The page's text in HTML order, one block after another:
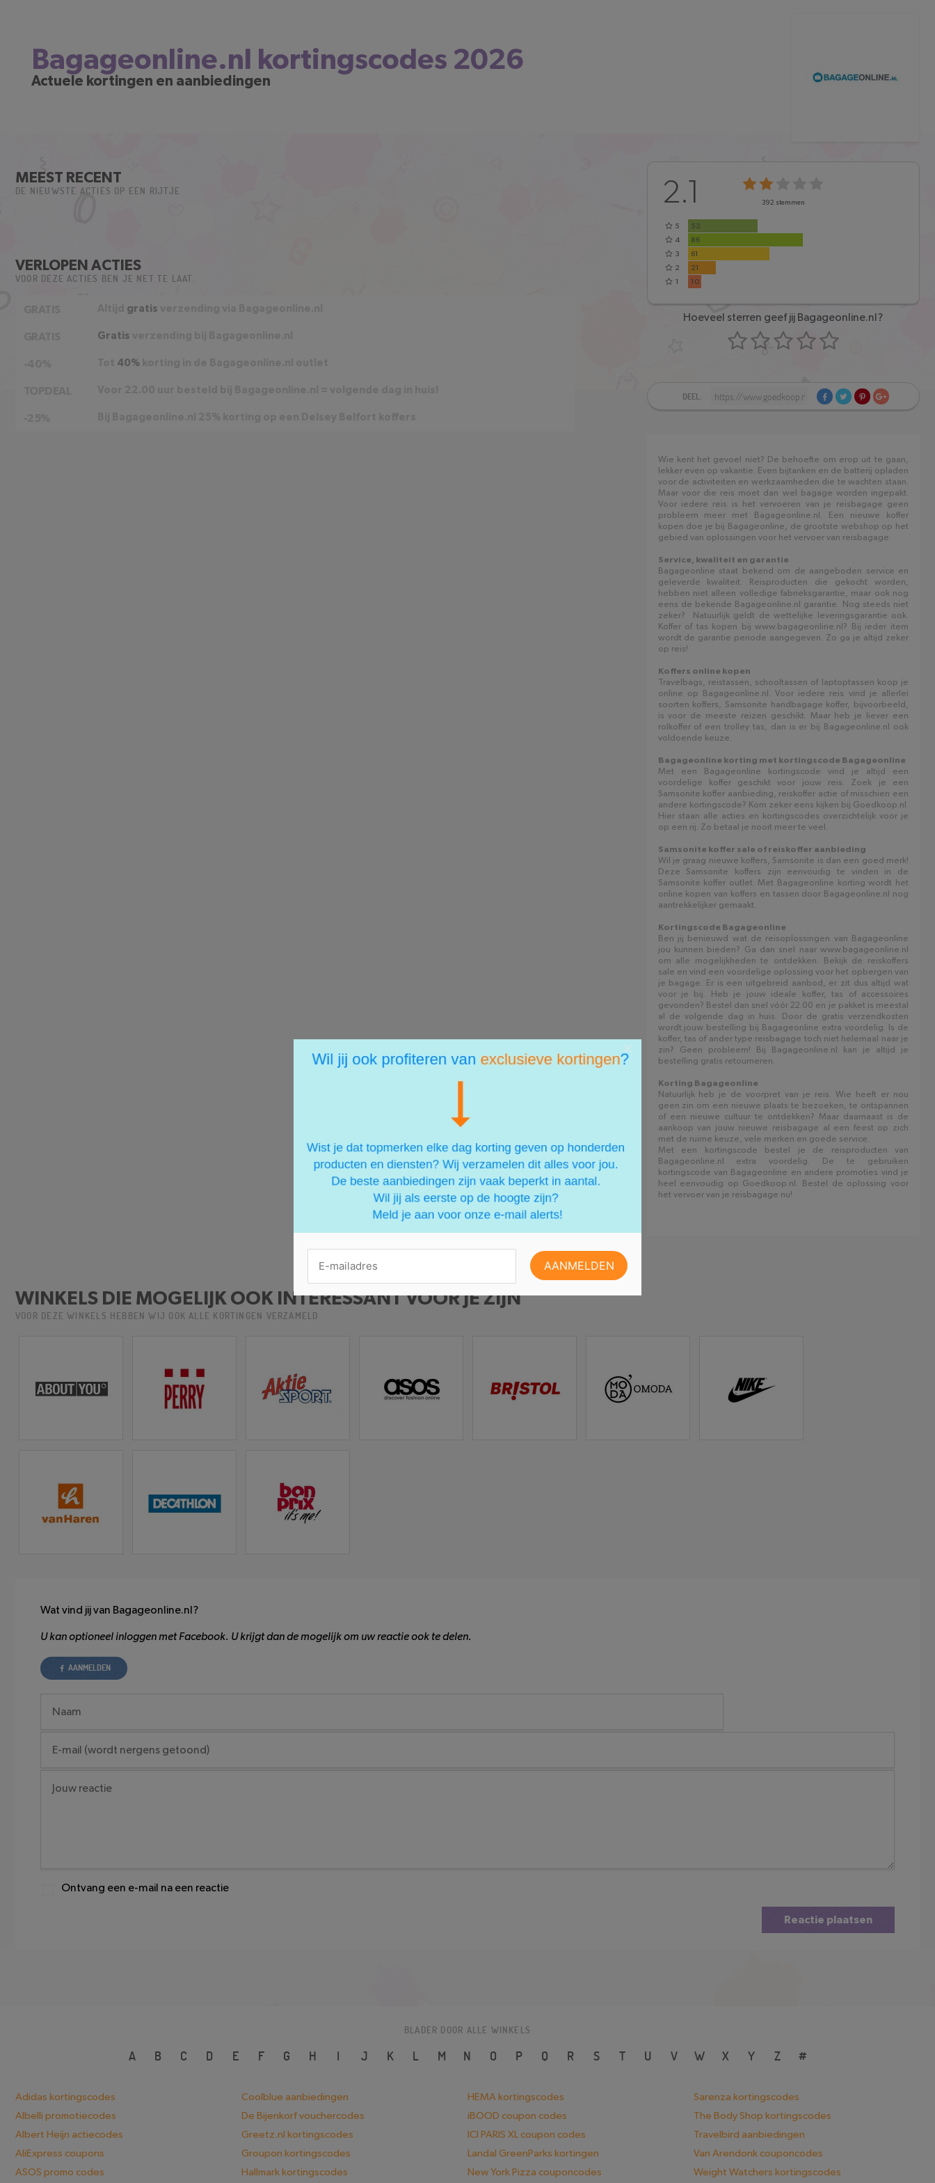
Bagageonline.nl kortingscodes 2026
Actuele kortingen en aanbiedingen
MEEST RECENT
DE NIEUWSTE ACTIES OP EEN RIJTJE
VERLOPEN ACTIES
VOOR DEZE ACTIES BEN JE NET TE LAAT.
gratis
Gratis
40%
2.1 392 stemmen
5
52
4
86
3
61
2
21
1
10
Hoeveel sterren geef jij Bagageonline.nl?
DEEL:
Wie kent het gevoel niet? De behoefte om erop uit te gaan,
lekker even op vakantie. Even bijtanken en de batterij opladen
voor de activiteiten en werkzaamheden die te wachten staan.
Maar voor die reis moet dan wel bagage worden ingepakt.
Voor iedere reis is het vervoeren van je reisbagage geen
probleem meer met Bagageonline.nl. Een nieuwe koffer
kopen doe je bij Bagageonline, de grootste webshop op het
gebied van oplossingen voor het vervoer van reisbagage.
Service, kwaliteit en garantie
Bagageonline staat bekend om de aangeboden service en
geleverde kwaliteit. Reisproducten die gekocht worden,
hebben niet alleen volledige fabrieksgarantie, maar ook nog
eens de bekende Bagageonline.nl garantie. Nog steeds niet
zeker? Natuurlijk geldt de wettelijke leveringsgarantie ook.
Koffer of tas kopen bij www.bagageonline.nl? Bij ieder item
wordt de garantie periode aangegeven. Zo ga je altijd zeker
op reis!
Koffers online kopen
Travelbags, reistassen, schooltassen of laptoptassen koop je
online op Bagageonline.nl. Voor iedere reis vind je allerlei
soorten koffers, Samsonite handbagage koffer, bijvoorbeeld,
is voor de meeste reizen geschikt. Maar heb je liever een
rolkoffer of een trolley tas, dan is er bij Bagageonline.nl ook
voldoende keuze.
Bagageonline korting met kortingscode Bagageonline
Met een Bagageonline kortingscode vind je altijd een
voordelige koffer geschikt voor jouw reis. Zoek je een
Samsonite koffer aanbieding, reiskoffer actie of misschien een
andere kortingscode? Kom zeker eens kijken bij Goedkoop.nl.
Hier staan alle acties en kortingscodes overzichtelijk voor je
op een rij. Zo betaal je nooit meer te veel.
Samsonite koffer sale of reiskoffer aanbieding
Wil je graag nieuwe koffers, Samsonite is dan een goed merk!
Deze Samsonite koffers zijn eenvoudig te vinden in de
Samsonite koffer outlet. Met Bagageonline korting wordt het
online kopen van koffers en tassen door Bagageonline.nl nog
aantrekkelijker gemaakt.
Kortingscode Bagageonline
Ben jij benieuwd wat de reisoplossingen van Bagageonline
jou kunnen bieden? Ga dan snel naar www.bagageonline.nl
om alle mogelijkheden te ontdekken. Bekijk de reiskoffers
sale en vind een voordelige oplossing voor het opbergen van
je bagage. Er is een uitgebreid aanbod, er zit dus altijd wat
voor je bij. Heb je jouw ideale koffer, tas of accessoires
gevonden? Bestel dan snel vóór 22.00 en je pakket is meestal
al de volgende dag in huis. Door de gratis verzendkosten
wordt jouw bestelling bij Bagageonline extra voordelig. Is de
koffer, tas of ander type reisbagage toch niet helemaal naar je
zin? Geen probleem! Bij Bagageonline.nl kan je altijd je
bestelling gratis retourneren.
Korting Bagageonline
Natuurlijk heb je de voorpret van je reis. Wie heeft er nou
geen zin om een nieuwe plaats te bezoeken, te ontspannen
of een nieuwe cultuur te ontdekken? Maar daarnaast is de
aankoop van jouw nieuwe reisbagage al een feest op zich
met de ruime keuze, vele merken en goede service.
Met een kortingscode bestel je de reisproducten van
Bagageonline.nl extra voordelig. De te gebruiken
kortingscode van Bagageonline en andere promoties vind je
heel eenvoudig op Goedkoop.nl. Bestel de oplossing voor
het vervoer van je reisbagage nu!
WINKELS DIE MOGELIJK OOK INTERESSANT VOOR JE ZIJN
VOOR DEZE WINKELS HEBBEN WIJ OOK ALLE KORTINGEN VERZAMELD
Wat vind jij van Bagageonline.nl?
U kan optioneel inloggen met Facebook. U krijgt dan de mogelijk om uw reactie ook te delen.
AANMELDEN
Ontvang een e-mail na een reactie
Reactie plaatsen
BLADER DOOR ALLE WINKELS
A B C D E F G H I J K L M N O P Q R S T U V W X Y Z #
Adidas kortingscodes
Albelli promotiecodes
Albert Heijn actiecodes
AliExpress coupons
ASOS promo codes
Coolblue aanbiedingen
De Bijenkorf vouchercodes
Greetz.nl kortingscodes
Groupon kortingscodes
Hallmark kortingscodes
HEMA kortingscodes
iBOOD coupon codes
ICI PARIS XL coupon codes
Landal GreenParks kortingen
New York Pizza couponcodes
Sarenza kortingscodes
The Body Shop kortingscodes
Travelbird aanbiedingen
Van Arendonk couponcodes
Weight Watchers kortingscodes
×